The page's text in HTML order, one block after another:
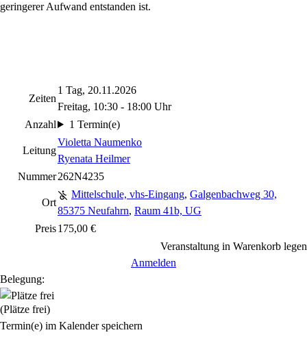
geringerer Aufwand entstanden ist.
Zeiten
1 Tag, 20.11.2026
Freitag, 10:30 - 18:00 Uhr
Anzahl
1 Termin(e)
Leitung
Violetta Naumenko
Ryenata Heilmer
Nummer262N4235
Ort
Mittelschule, vhs-Eingang, Galgenbachweg 30,
85375 Neufahrn, Raum 41b, UG
Preis175,00 €
Veranstaltung in Warenkorb legen
Anmelden
Belegung:
(Plätze frei)
Termin(e) im Kalender speichern